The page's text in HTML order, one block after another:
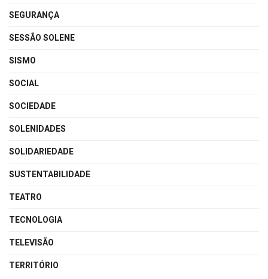
SEGURANÇA
SESSÃO SOLENE
SISMO
SOCIAL
SOCIEDADE
SOLENIDADES
SOLIDARIEDADE
SUSTENTABILIDADE
TEATRO
TECNOLOGIA
TELEVISÃO
TERRITÓRIO